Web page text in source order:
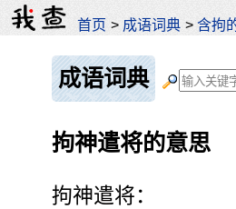
首页 > 成语词典 >含拘
成语词典
拘神遣将的意思
拘神遣将：